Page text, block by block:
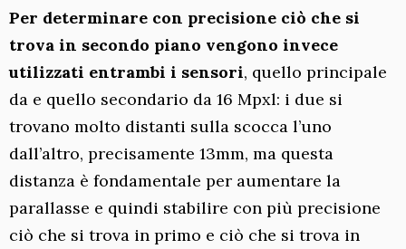
Per determinare con precisione ciò che si
trova in secondo piano vengono invece
utilizzati entrambi i sensori, quello principale
da e quello secondario da 16 Mpxl: i due si
trovano molto distanti sulla scocca l’uno
dall’altro, precisamente 13mm, ma questa
distanza è fondamentale per aumentare la
parallasse e quindi stabilire con più precisione
ciò che si trova in primo e ciò che si trova in